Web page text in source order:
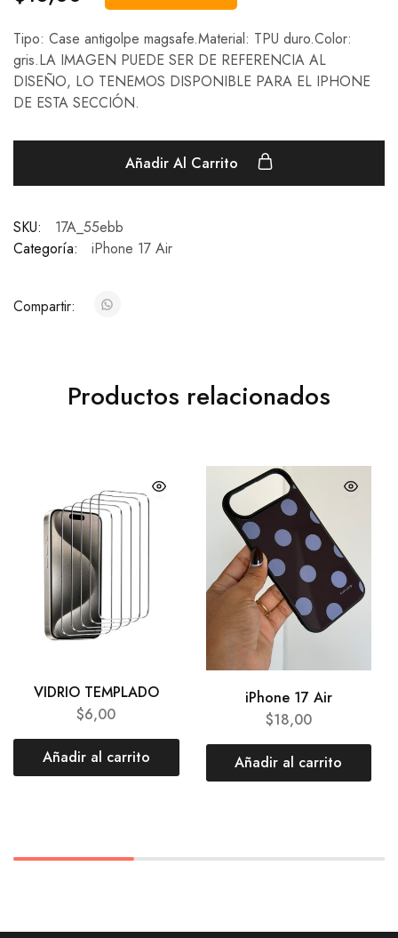
Tipo: Case antigolpe magsafe.Material: TPU duro.Color:
gris.LA IMAGEN PUEDE SER DE REFERENCIA AL
DISEÑO, LO TENEMOS DISPONIBLE PARA EL IPHONE
DE ESTA SECCIÓN.
Añadir Al Carrito
SKU:
17A_55ebb
Categoría:
iPhone 17 Air
Compartir:
Productos relacionados
VIDRIO TEMPLADO
$6,00
Añadir al carrito
iPhone 17 Air
$18,00
Añadir al carrito